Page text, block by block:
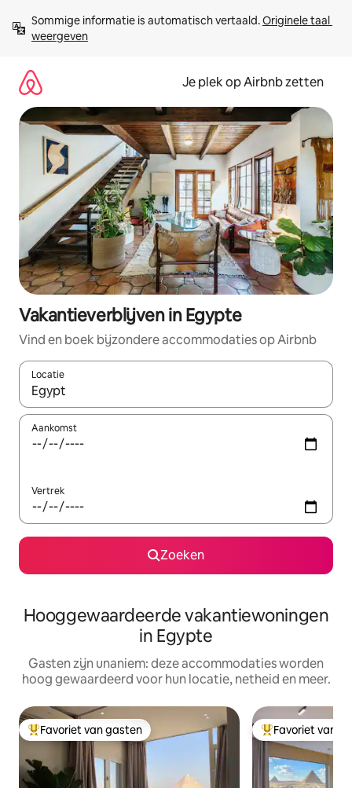
direct
naar
Sommige informatie is automatisch vertaald. Originele taal
weergeven
Je plek op Airbnb zetten
Vakantieverblijven in Egypte
Vind en boek bijzondere accommodaties op Airbnb
Locatie
Wanneer er resultaten beschikbaar zijn, maak je een keuze
Aankomst
Vertrek
Zoeken
Hooggewaardeerde vakantiewoningen
in Egypte
Gasten zijn unaniem: deze accommodaties worden
hoog gewaardeerd voor hun locatie, netheid en meer.
Topfavoriet van gasten
Favoriet van gasten Topfavoriet van
Favoriet van